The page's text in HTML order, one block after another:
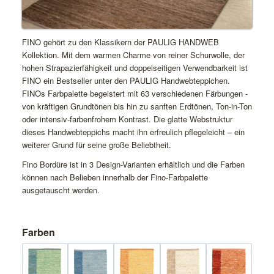
FINO gehört zu den Klassikern der PAULIG HANDWEB
Kollektion. Mit dem warmen Charme von reiner Schurwolle, der
hohen Strapazierfähigkeit und doppelseitigen Verwendbarkeit ist
FINO ein Bestseller unter den PAULIG Handwebteppichen.
FINOs Farbpalette begeistert mit 63 verschiedenen Färbungen -
von kräftigen Grundtönen bis hin zu sanften Erdtönen, Ton-in-Ton
oder intensiv-farbenfrohem Kontrast. Die glatte Webstruktur
dieses Handwebteppichs macht ihn erfreulich pflegeleicht – ein
weiterer Grund für seine große Beliebtheit.
Fino Bordüre ist in 3 Design-Varianten erhältlich und die Farben
können nach Belieben innerhalb der Fino-Farbpalette
ausgetauscht werden.
Farben